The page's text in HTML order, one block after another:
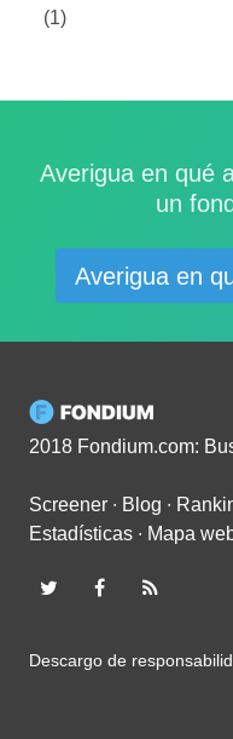
(1)
Averigua en qué
un
Averigua en
2018 Fondium.com:
Screener ∙ Blog ∙
Estadísticas ∙ Mapa
Descargo de